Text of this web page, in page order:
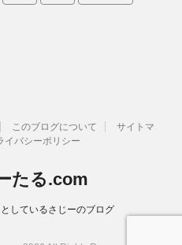
このブログについて
サイトマ
イバシーポリシー
たる.com
しているさじーのブログ